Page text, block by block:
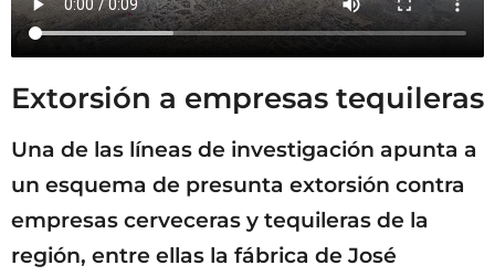
Extorsión a empresas tequileras
Una de las líneas de investigación apunta a
un esquema de presunta extorsión contra
empresas cerveceras y tequileras de la
región, entre ellas la fábrica de José